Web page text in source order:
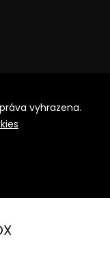
vyhrazena.